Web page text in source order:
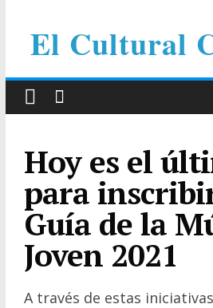
El Cultural
Hoy es el
para
Guía de la
Joven 2021
A través de estas